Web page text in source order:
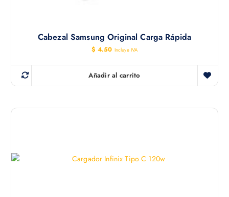
Cabezal Samsung Original Carga Rápida
$ 4.50 Incluye IVA
Añadir al carrito